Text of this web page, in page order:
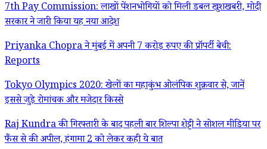
7th Pay Commission: लाखों पेंशनभोगियों को मिली डबल खुशखबरी, मोदी
सरकार ने जारी किया यह नया आदेश
Priyanka Chopra ने मुंबई में अपनी 7 करोड़ रुपए की प्रॉपर्टी बेची:
Reports
Tokyo Olympics 2020: खेलों का महाकुंभ ओलंपिक शुक्रवार से, जानें
इससे जुड़े रोमांचक और मजेदार किस्से
Raj Kundra की गिरफ्तारी के बाद पहली बार शिल्पा शेट्टी ने सोशल मीडिया पर
फैंस से की अपील, हंगामा 2 को लेकर कही ये बात